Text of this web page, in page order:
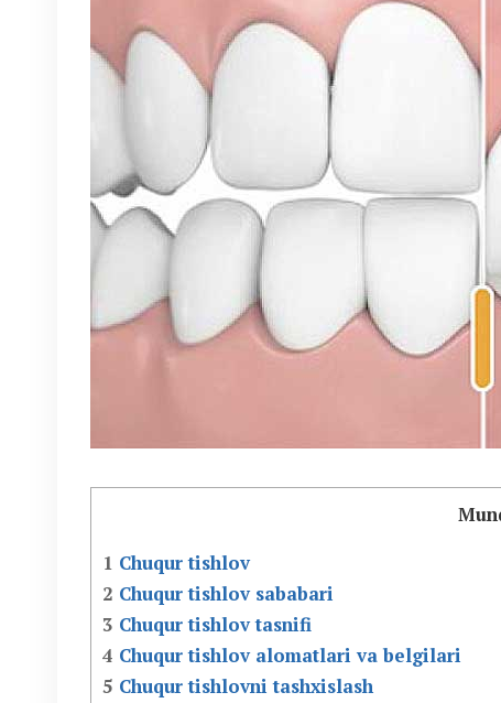
1 Chuqur tishlov
2 Chuqur tishlov sababari
3 Chuqur tishlov tasnifi
4 Chuqur tishlov alomatlari va belgilari
5 Chuqur tishlovni tashxislash